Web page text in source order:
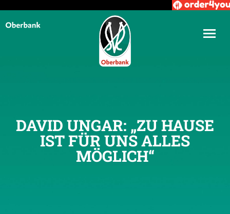
DAVID UNGAR: „ZU HAUSE
IST FÜR UNS ALLES
MÖGLICH“